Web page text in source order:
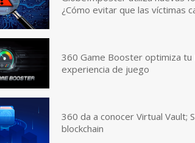
¿Cómo evitar que las víctimas
360 Game Booster optimiza tu
experiencia de juego
360 da a conocer Virtual
blockchain